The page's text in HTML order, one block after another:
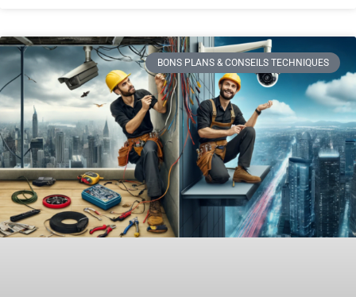
BONS PLANS & CONSEILS TECHNIQUES